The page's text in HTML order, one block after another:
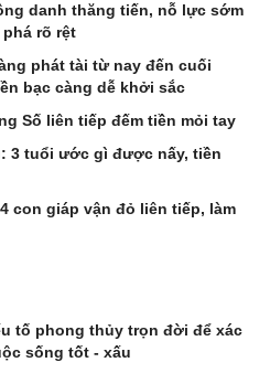
danh thăng tiến, nỗ lực sớm
rõ rệt
phát tài từ nay đến cuối
bạc càng dễ khởi sắc
Số liên tiếp đếm tiền mỏi tay
3 tuổi ước gì được nấy, tiền
con giáp vận đỏ liên tiếp, làm
tố phong thủy trọn đời để xác
sống tốt - xấu